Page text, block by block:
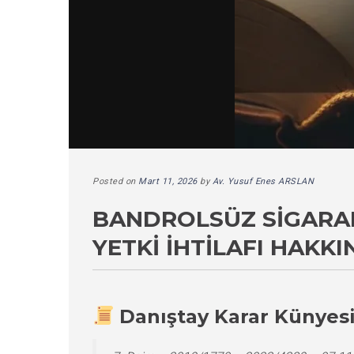
Posted on Mart 11, 2026byAv. Yusuf Enes ARSLAN
BANDROLSÜZ
YETKI İHTILAFI
Danıştay Karar Künyesi